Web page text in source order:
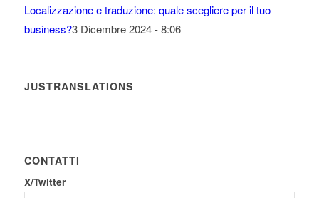
Localizzazione e traduzione: quale scegliere per il tuo
business?3 Dicembre 2024 - 8:06
JUSTRANSLATIONS
CONTATTI
X/Twitter